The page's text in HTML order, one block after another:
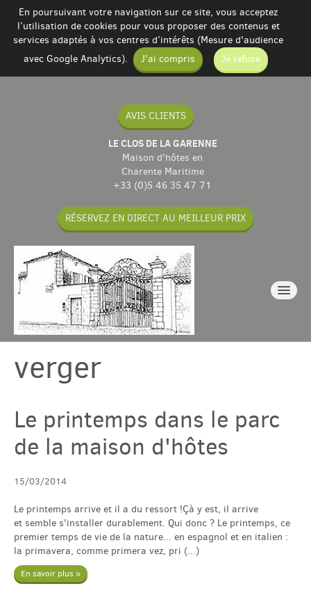
En poursuivant votre navigation sur ce site, vous acceptez
l’utilisation de cookies pour vous proposer des contenus et
services adaptés à vos centres d’intérêts (Mesure d'audience
avec Google Analytics).
J'ai compris Je refuse
AVIS CLIENTS
LE CLOS DE LA GARENNE
Maison d'hôtes en
Charente Maritime
+33 (0)5 46 35 47 71
RÉSERVEZ EN DIRECT AU MEILLEUR PRIX
Chambres & table
Tarif & Contact
Accès & Tourisme
Plus
verger
Le printemps dans le parc
de la maison d'hôtes
15/03/2014
Le printemps arrive et il a du ressort !Çà y est, il arrive
et semble s'installer durablement. Qui donc ? Le printemps, ce
premier temps de vie de la nature... en espagnol et en italien :
la primavera, comme primera vez, pri (...)
En savoir plus »